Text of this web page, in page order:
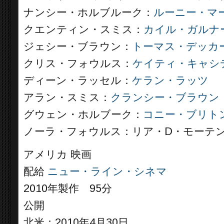
ナンシー・ホルブルーク： ルーニー・マ
クエンティン・スミス： カイル・ガルナ
ジェシー・ブラウン：
トーマス・デッカ
クリス・フォウルス： ケイティ・キャシ
ディーン・ラッセル： ケラン・ラッツ
アラン・スミス： クランシー・ブラウン
グウェン・ホルブーク： コニー・ブリト
ノーラ・フォウルス：リア・D・モーテ
アメリカ 映画
配給 ニュー・ライン・シネマ
2010年製作 95分
公開